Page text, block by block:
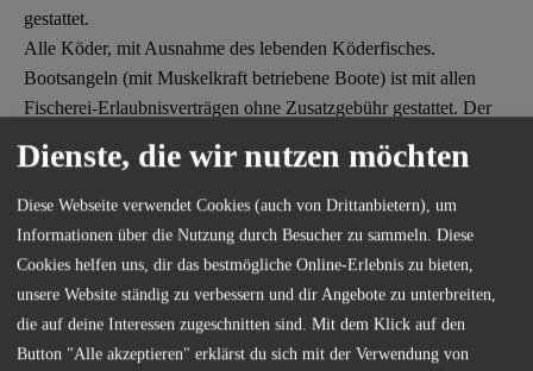
gestattet.
Alle Köder, mit Ausnahme des lebenden Köderfisches.
Bootsangeln (mit Muskelkraft betriebene Boote) ist mit allen
Fischerei-Erlaubnisverträgen ohne Zusatzgebühr gestattet. Der
gültigen Elektro-Plakette gestattet.
Fangmeldungen:
Aal (bis 2 kg)
Flussbarsch (bis 2,5 kg)
Hecht (bis 18 kg)
Karpfen (bis 15 kg)
Dienste, die wir nutzen möchten
Diese Webseite verwendet Cookies (auch von Drittanbietern), um
Informationen über die Nutzung durch Besucher zu sammeln. Diese
Cookies helfen uns, dir das bestmögliche Online-Erlebnis zu bieten,
unsere Website ständig zu verbessern und dir Angebote zu unterbreiten,
die auf deine Interessen zugeschnitten sind. Mit dem Klick auf den
Button "Alle akzeptieren" erklärst du sich mit der Verwendung von